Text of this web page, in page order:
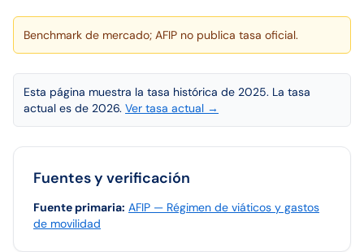
Benchmark de mercado; AFIP no publica tasa oficial.
Esta página muestra la tasa histórica de 2025. La tasa
actual es de 2026. Ver tasa actual →
Fuentes y verificación
Fuente primaria: AFIP — Régimen de viáticos y gastos
de movilidad